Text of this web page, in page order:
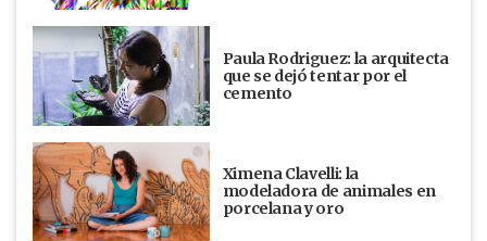
Paula Rodriguez: la arquitecta
que se dejó tentar por el
cemento
Ximena Clavelli: la
modeladora de animales en
porcelana y oro